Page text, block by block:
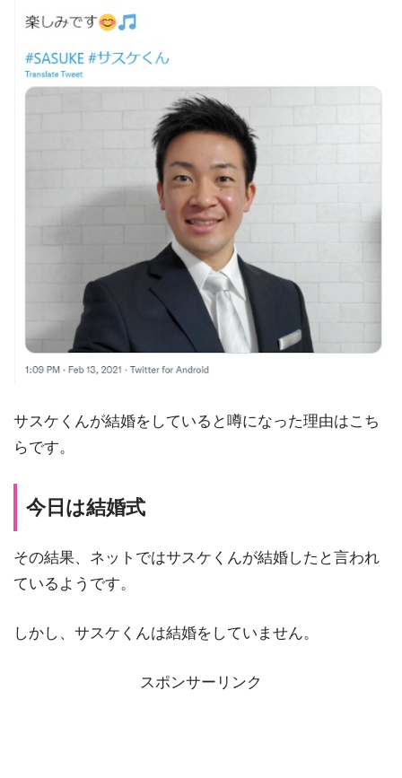
サスケくんが結婚をしていると噂になった理由はこち
らです。
今日は結婚式
その結果、ネットではサスケくんが結婚したと言われ
ているようです。
しかし、サスケくんは結婚をしていません。
スポンサーリンク